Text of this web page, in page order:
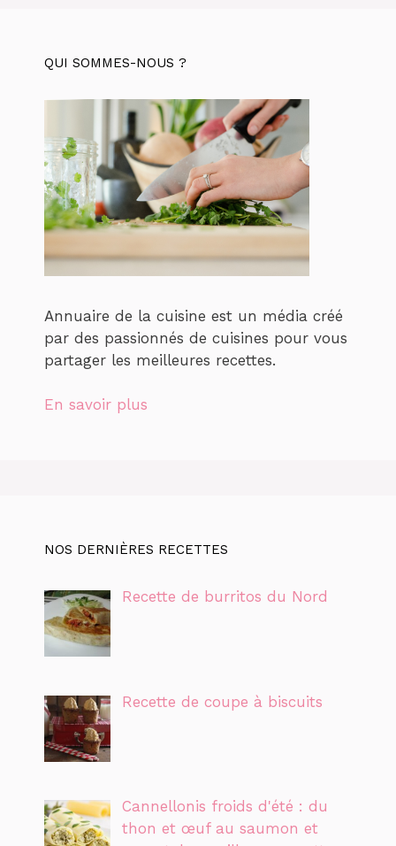
QUI SOMMES-NOUS ?
Annuaire de la cuisine est un média créé
par des passionnés de cuisines pour vous
partager les meilleures recettes.
En savoir plus
NOS DERNIÈRES RECETTES
Recette de burritos du Nord
Recette de coupe à biscuits
Cannellonis froids d'été : du
thon et œuf au saumon et